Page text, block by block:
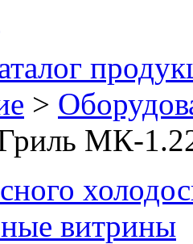
>
МК-
витрины